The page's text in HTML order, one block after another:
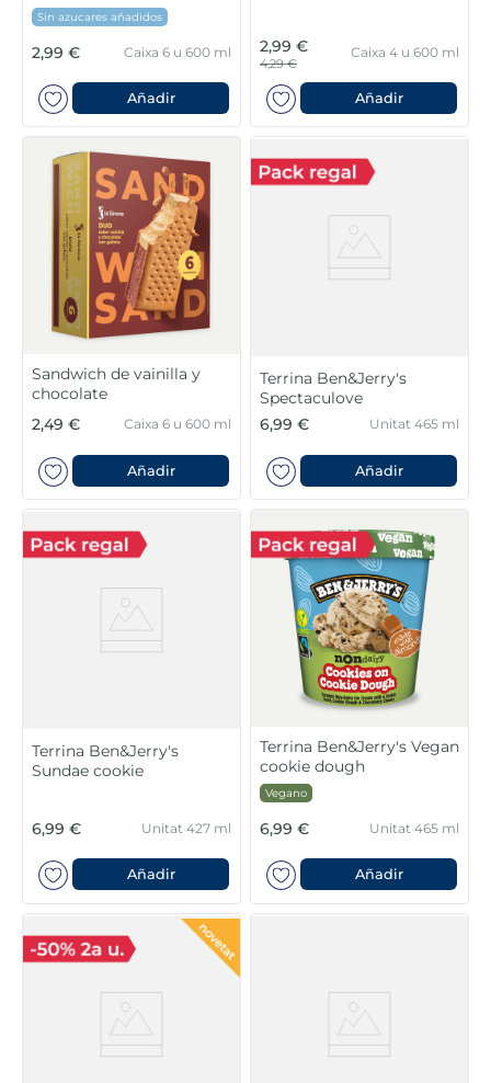
Sin azucares añadidos
2,99 € Caixa 6 u 600 ml
Añadir
2,99 €
4,29 €
Caixa 4 u 600 ml
Añadir
Sandwich de vainilla y
chocolate
2,49 €
Caixa 6 u 600 ml
Añadir
Terrina Ben&Jerry's
Spectaculove
6,99 €
Unitat 465 ml
Añadir
Terrina Ben&Jerry's
Sundae cookie
6,99 € Unitat 427 ml
Añadir
Terrina Ben&Jerry's Vegan
cookie dough
Vegano
6,99 € Unitat 465 ml
Añadir